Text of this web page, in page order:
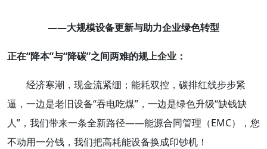
——大规模设备更新与助力企业绿色转型
正在“降本”与“降碳”之间两难的规上企业：
经济寒潮，现金流紧绷；能耗双控，碳排红线步步紧
逼，一边是老旧设备“吞电吃煤”，一边是绿色升级“缺钱缺
人”，我们带来一条全新路径——能源合同管理（EMC），您
不动用一分钱，我们把高耗能设备换成印钞机！